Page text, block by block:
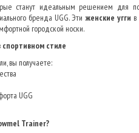
станут идеальным решением для
бренда UGG. Эти женские угги
городской носки.
спортивном стиле
вы получаете:
UGG
Trainer?